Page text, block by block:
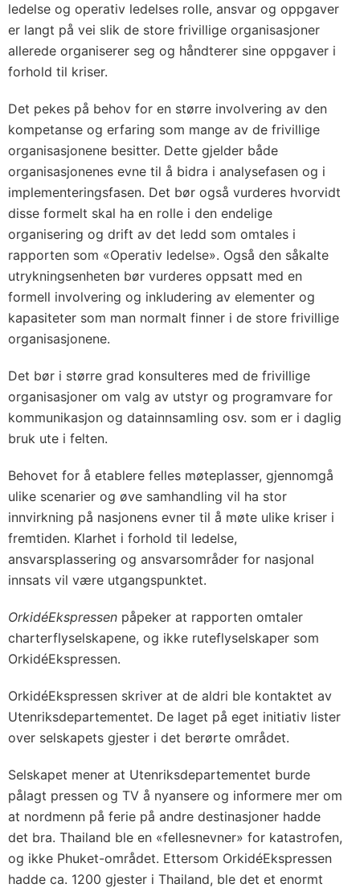
ledelse og operativ ledelses rolle, ansvar og oppgaver
er langt på vei slik de store frivillige organisasjoner
allerede organiserer seg og håndterer sine oppgaver i
forhold til kriser.
Det pekes på behov for en større involvering av den
kompetanse og erfaring som mange av de frivillige
organisasjonene besitter. Dette gjelder både
organisasjonenes evne til å bidra i analyse­fasen og i
implementeringsfasen. Det bør også vurderes hvorvidt
disse formelt skal ha en rolle i den endelige
organisering og drift av det ledd som omtales i
rapporten som «Operativ ledelse». Også den såkalte
utrykningsenheten bør vurderes oppsatt med en
formell involvering og inkludering av elementer og
kapasiteter som man normalt finner i de store frivillige
organisasjonene.
Det bør i større grad konsulteres med de frivillige
organisasjoner om valg av utstyr og programvare for
kommunikasjon og datainnsamling osv. som er i daglig
bruk ute i felten.
Behovet for å etablere felles møteplasser, gjennomgå
ulike scenarier og øve samhandling vil ha stor
innvirkning på nasjonens evner til å møte ulike kriser i
fremtiden. Klarhet i forhold til ledelse,
ansvarsplassering og ansvarsområder for nasjonal
innsats vil være utgangspunktet.
OrkidéEkspressen påpeker at rapporten omtaler
charterflyselskapene, og ikke ruteflyselskaper som
OrkidéEkspressen.
OrkidéEkspressen skriver at de aldri ble kontaktet av
Utenriksdepartementet. De laget på eget initiativ lister
over selskapets gjester i det berørte området.
Selskapet mener at Utenriksdepartementet burde
pålagt pressen og TV å nyansere og informere mer om
at nordmenn på ferie på andre destinasjoner hadde
det bra. Thailand ble en «fellesnevner» for katastrofen,
og ikke Phuket-området. Ettersom OrkidéEkspressen
hadde ca. 1200 gjester i Thailand, ble det et enormt